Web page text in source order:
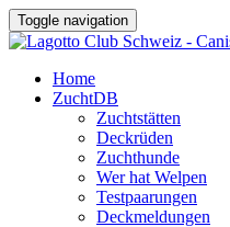
Toggle navigation
Home
ZuchtDB
Zuchtstätten
Deckrüden
Zuchthunde
Wer hat Welpen
Testpaarungen
Deckmeldungen